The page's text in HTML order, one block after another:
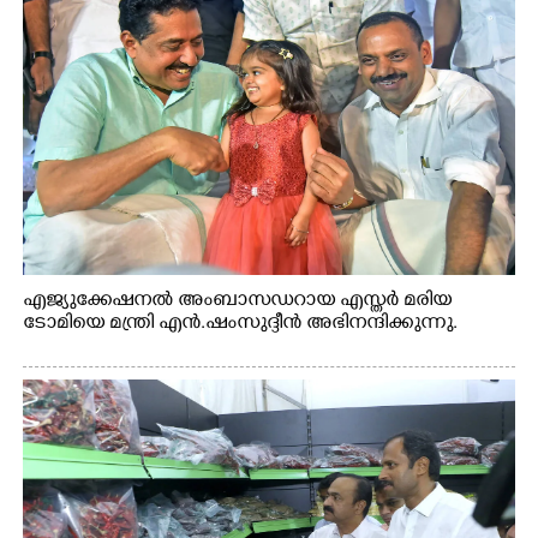
എജ്യുക്കേഷനൽ അംബാസഡറായ എസ്തർ മരിയ
ടോമിയെ മന്ത്രി എൻ.ഷംസുദ്ദീൻ അഭിനന്ദിക്കുന്നു.